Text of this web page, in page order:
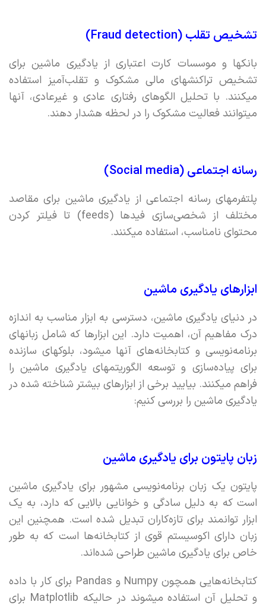
تشخیص تقلب (Fraud detection)
بانکها و موسسات کارت اعتباری از یادگیری ماشین برای
تشخیص تراکنشهای مالی مشکوک و تقلب‌آمیز استفاده
میکنند. با تحلیل الگوهای رفتاری عادی و غیرعادی، آنها
میتوانند فعالیت مشکوک را در لحظه هشدار دهند.
رسانه اجتماعی (Social media)
پلتفرمهای رسانه اجتماعی از یادگیری ماشین برای مقاصد
مختلف از شخصی‌سازی فیدها (feeds) تا فیلتر کردن
محتوای نامناسب،‌ استفاده میکنند.
ابزارهای یادگیری ماشین
در دنیای یادگیری ماشین، دسترسی به ابزار مناسب به اندازه
درک مفاهیم آن، اهمیت دارد. این ابزارها که شامل زبانهای
برنامه‌نویسی و کتابخانه‌های آنها میشود، بلوکهای سازنده
برای پیاده‌سازی و توسعه الگوریتمهای یادگیری ماشین را
فراهم میکنند. بیایید برخی از ابزارهای بیشتر شناخته شده در
یادگیری ماشین را بررسی کنیم:
زبان پایتون برای یادگیری ماشین
پایتون یک زبان برنامه‌نویسی مشهور برای یادگیری ماشین
است که به دلیل سادگی و خوانایی بالایی که دارد، به یک
ابزار توانمند برای تازه‌کاران تبدیل شده است. همچنین این
زبان دارای اکوسیستم قوی از کتابخانه‌ها است که به طور
خاص برای یادگیری ماشین طراحی شده‌اند.
کتابخانه‌هایی همچون Numpy و Pandas برای کار با داده
و تحلیل آن استفاده میشوند در حالیکه Matplotlib برای